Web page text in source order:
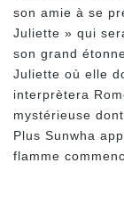
son amie à se
Juliette » qui
son grand
Juliette où elle
interprètera
mystérieuse
Plus Sunwha
flamme